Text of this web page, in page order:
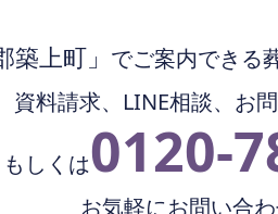
築上町」 でご案内できる
資料請求、LINE相談、 お
もしくは0120-
お気軽にお問い合わ